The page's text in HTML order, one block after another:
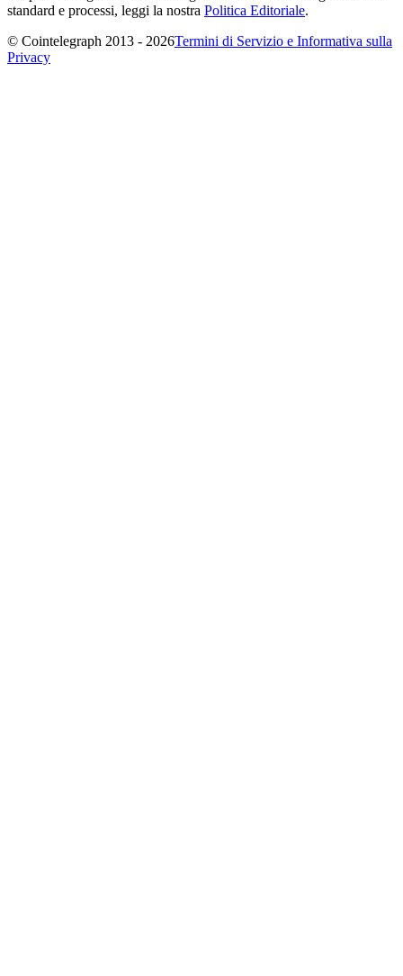
standard e processi, leggi la nostra Politica Editoriale.
© Cointelegraph 2013 - 2026Termini di Servizio e Informativa sulla
Privacy